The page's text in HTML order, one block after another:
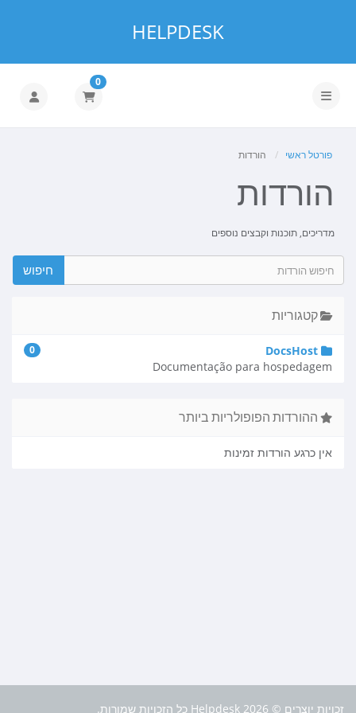
HELPDESK
הפעלת ניווט
0
פורטל ראשי הורדות
הורדות
מדריכים, תוכנות וקבצים נוספים
קטגוריות
DocsHost
0
Documentação para hospedagem
ההורדות הפופולריות ביותר
אין כרגע הורדות זמינות
זכויות יוצרים © 2026 Helpdesk כל הזכויות שמורות.